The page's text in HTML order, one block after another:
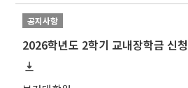
공지사항
2026학년도 2학기 교내장학금 신